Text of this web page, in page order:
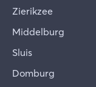
Zierikzee
Middelburg
Sluis
Domburg